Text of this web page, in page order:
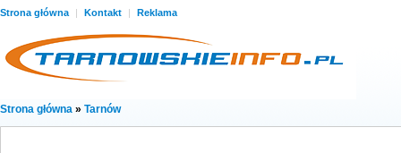
Strona główna | Kontakt | Reklama
Strona główna » Tarnów